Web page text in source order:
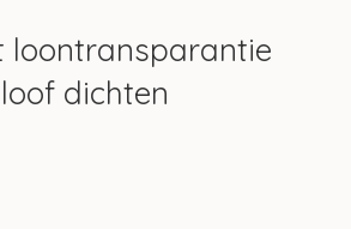
loontransparantie
dichten